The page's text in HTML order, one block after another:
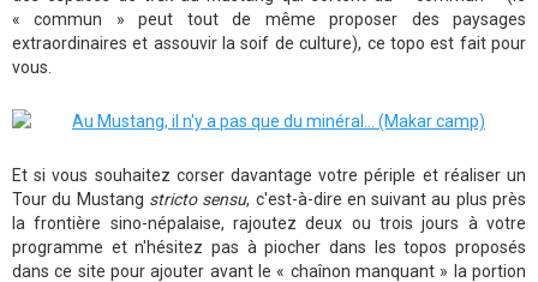
« commun » peut tout de même proposer des paysages
extraordinaires et assouvir la soif de culture), ce topo est fait pour
vous.
Et si vous souhaitez corser davantage votre périple et réaliser un
Tour du Mustang stricto sensu, c'est-à-dire en suivant au plus près
la frontière sino-népalaise, rajoutez deux ou trois jours à votre
programme et n'hésitez pas à piocher dans les topos proposés
dans ce site pour ajouter avant le « chaînon manquant » la portion